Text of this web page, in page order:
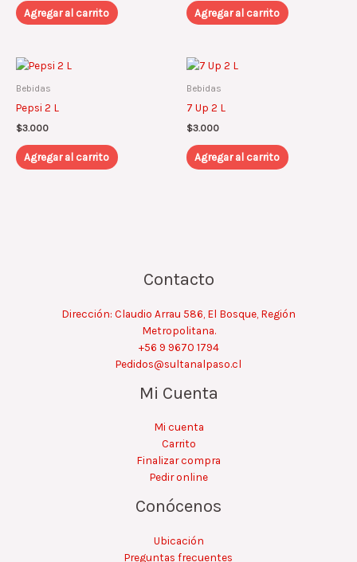
Agregar al carrito Agregar al carrito
Bebidas
Pepsi 2 L
$3.000
Agregar al carrito
Bebidas
7 Up 2 L
$3.000
Agregar al carrito
Contacto
Dirección: Claudio Arrau 586, El Bosque, Región
Metropolitana.
+56 9 9670 1794
Pedidos@sultanalpaso.cl
Mi Cuenta
Mi cuenta
Carrito
Finalizar compra
Pedir online
Conócenos
Ubicación
Preguntas frecuentes